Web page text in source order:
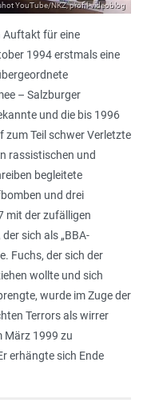
YouTube/NKZ, profil-videoblog
Auftakt für eine
1994 erstmals eine
– Salzburger
und die bis 1996
zum Teil schwer Verletzte
rassistischen und
begleitete
und drei
mit der zufälligen
sich als „BBA-
Fuchs, der sich der
wollte und sich
wurde im Zuge der
Terrors als wirrer
März 1999 zu
erhängte sich Ende